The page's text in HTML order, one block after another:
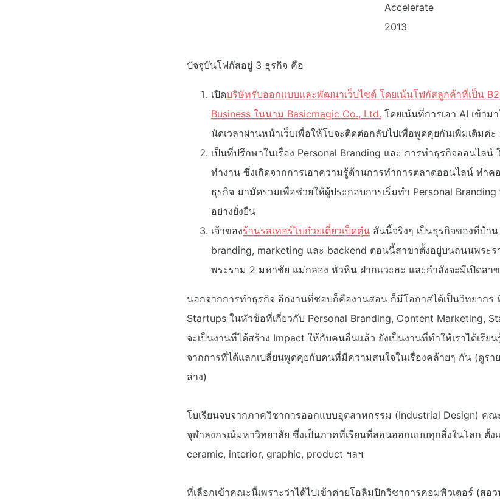
Accelerate
2013
ปัจจุบันโฟกัสอยู่ 3 ธุรกิจ คือ
เปิดบริษัทรับออกแบบและพัฒนาเว็บไซต์ โดยเน้นโฟกัสลูกค้าที่เป็น
Business ในนาม Basicmagic Co., Ltd. โดยเน้นที่การเอา AI เข้า
นัดเวลาผ่านหน้าเว็บเพื่อให้โบจะติดต่อกลับไปเพื่อพูดคุยกันเพิ่มเติมค่ะ
เป็นที่ปรึกษาในเรื่อง Personal Branding และ การทำธุรกิจออนไล
ทำงาน ซึ่งเกิดจากการเอาความรู้ด้านการทำการตลาดออนไลน์ ทำ
ธุรกิจ มามัดรวมเพื่อช่วยให้ผู้ประกอบการเริ่มทำ Personal
อย่างยั่งยืน
เจ้าของร้านรสเทอร์โบก๋วยเตี๋ยวเป็ดตุ๋น อันนี้จริงๆ เป็นธุรกิจของที่บ้า
branding, marketing และ backend ตอนนี้สาขาตั้งอยู่บนถนนพระร
พระราม 2 มหาชัย แม่กลอง หัวหิน ฝากแวะฮะ และกำลังจะมีเปิดสา
นอกจากการทำธุรกิจ อีกงานที่ชอบก็คืองานสอน ก็มีโอกาสได้เป็นวิทยากร
Startups ในหัวข้อที่เกี่ยวกับ Personal Branding, Content Marketing,
จะเป็นงานที่ได้สร้าง Impact ให้กับคนอื่นแล้ว ยังเป็นงานที่ทำให้เราได้เรีย
จากการที่ได้แลกเปลี่ยนพูดคุยกับคนที่มีความสนใจในเรื่องคล้ายๆ กัน (ดูร
ล่าง)
โบเรียนจบจากภาควิชาการออกแบบอุตสาหกรรม (Industrial Design) ค
จุฬาลงกรณ์มหาวิทยาลัย ซึ่งเป็นภาคที่เรียนที่สอนออกแบบทุกสิ่งในโลก ตั้
ceramic, interior, graphic, product ฯลฯ
ที่เลือกเข้าคณะนี้เพราะว่าได้ไปเข้าค่ายโอลิมปิกวิชาการคอมพิวเตอร์ (สอ